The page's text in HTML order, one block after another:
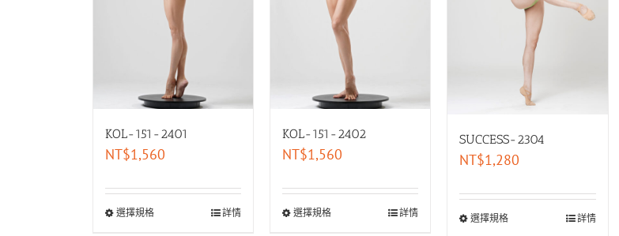
KOL-151-2401
NT$1,560
選擇規格 詳情
KOL-151-2402
NT$1,560
選擇規格 詳情
SUCCESS-2304
NT$1,280
選擇規格 詳情